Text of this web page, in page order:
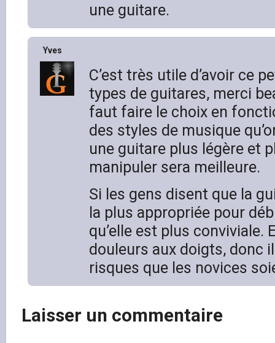
une guitare.
Yves
C’est très utile d’avoir ce
types de guitares, merci
faut faire le choix en
des styles de musique
une guitare plus légère et
manipuler sera meilleure.
Si les gens disent que la
la plus appropriée pour
qu’elle est plus conviviale.
douleurs aux doigts, donc
risques que les novices
Laisser un commentaire